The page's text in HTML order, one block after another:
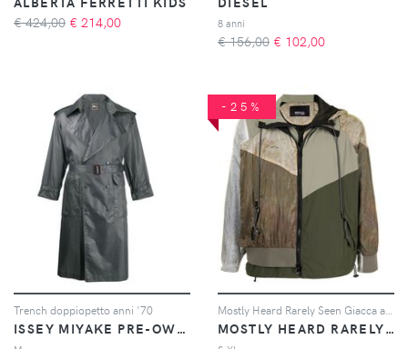
€ 424,00 € 214,00 8 anni
€ 156,00 € 102,00
Trench doppiopetto anni '70
ISSEY MIYAKE PRE-OWNED
-25%
MOSTLY HEARD RARELY SEEN